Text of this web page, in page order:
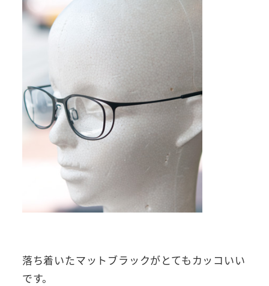
落ち着いたマットブラックがとてもカッコいい
です。